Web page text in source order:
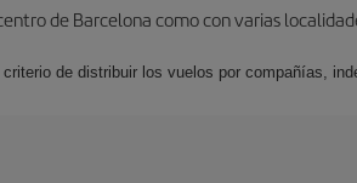
de Barcelona como con varias
de distribuir los vuelos por compañías,